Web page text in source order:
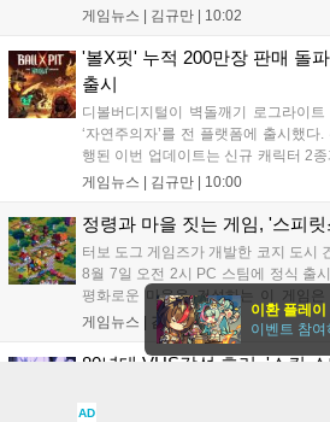
터 14일까지 럭키 엘피 이벤트로 론을
로 전략적 전투의 재미가 더욱 강화될
게임뉴스 | 김규만 | 10:02
'볼X핏' 누적 200만장 판매 돌
출시
디볼버디지털이 벽돌깨기 로그라이트
‘자연주의자’를 전 플랫폼에 출시했
행된 이번 업데이트는 신규 캐릭터 2
전략적 재미를 높였다. 게임은 PC와
라고 밝혀 향후 행보에 기대감을 모으
게임뉴스 | 김규만 | 10:00
정령과 마을 짓는 게임, '스피
터보 도그 게임즈가 개발한 코지 도시
8월 7일 오전 2시 PC 스팀에 정식 출
평화로운 마을을 건설하는 이 게임
10,700원에서 10% 할인된 9,630원에
드벤처 모드와 크리에이티브 모드를
고 정령을 활용해 공동체를 성장시킬
래픽이 특징이며, 부담 없이 즐길 수
게임뉴스 | 김규만|09:57
80년대 VHS감성 호러, '스킨
킨 스테이플러가 스팀에 정식 출시됐
AD
이환 플레
이벤트 참여